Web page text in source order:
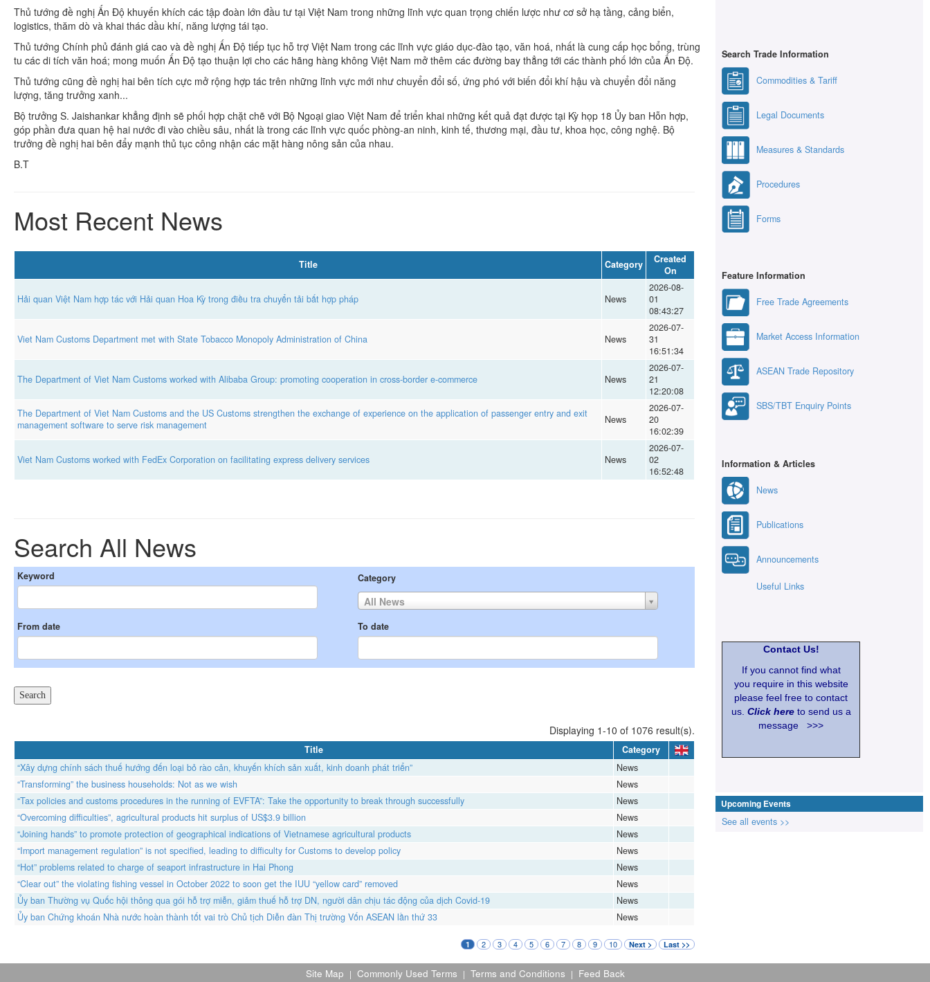
Thủ tướng đề nghị Ấn Độ khuyến khích các tập đoàn lớn đầu tư tại Việt Nam trong những lĩnh vực quan trọng chiến lược như cơ sở hạ tầng, cảng biển,
logistics, thăm dò và khai thác dầu khí, năng lượng tái tạo.
Thủ tướng Chính phủ đánh giá cao và đề nghị Ấn Độ tiếp tục hỗ trợ Việt Nam trong các lĩnh vực giáo dục-đào tạo, văn hoá, nhất là cung cấp học bổng, trùng
tu các di tích văn hoá; mong muốn Ấn Độ tạo thuận lợi cho các hãng hàng không Việt Nam mở thêm các đường bay thẳng tới các thành phố lớn của Ấn Độ.
Thủ tướng cũng đề nghị hai bên tích cực mở rộng hợp tác trên những lĩnh vực mới như chuyển đổi số, ứng phó với biến đổi khí hậu và chuyển đổi năng
lượng, tăng trưởng xanh...
Bộ trưởng S. Jaishankar khẳng định sẽ phối hợp chặt chẽ với Bộ Ngoại giao Việt Nam để triển khai những kết quả đạt được tại Kỳ họp 18 Ủy ban Hỗn hợp,
góp phần đưa quan hệ hai nước đi vào chiều sâu, nhất là trong các lĩnh vực quốc phòng-an ninh, kinh tế, thương mại, đầu tư, khoa học, công nghệ. Bộ
trưởng đề nghị hai bên đẩy mạnh thủ tục công nhận các mặt hàng nông sản của nhau.
B.T
Most Recent News
Title Category
Created
On
Hải quan Việt Nam hợp tác với Hải quan Hoa Kỳ trong điều tra chuyển tải bất hợp pháp News
2026-08-
01
08:43:27
Viet Nam Customs Department met with State Tobacco Monopoly Administration of China News
2026-07-
31
16:51:34
The Department of Viet Nam Customs worked with Alibaba Group: promoting cooperation in cross-border e-commerce News
2026-07-
21
12:20:08
The Department of Viet Nam Customs and the US Customs strengthen the exchange of experience on the application of passenger entry and exit
management software to serve risk management
News
2026-07-
20
16:02:39
Viet Nam Customs worked with FedEx Corporation on facilitating express delivery services News
2026-07-
02
16:52:48
Search All News
Keyword Category
All News
From date To date
Displaying 1-10 of 1076 result(s).
Title
Category
“Xây dựng chính sách thuế hướng đến loại bỏ rào cản, khuyến khích sản xuất, kinh doanh phát triển”
News
“Transforming” the business households: Not as we wish
News
“Tax policies and customs procedures in the running of EVFTA”: Take the opportunity to break through successfully
News
“Overcoming difficulties”, agricultural products hit surplus of US$3.9 billion
News
“Joining hands” to promote protection of geographical indications of Vietnamese agricultural products
News
“Import management regulation” is not specified, leading to difficulty for Customs to develop policy
News
“Hot” problems related to charge of seaport infrastructure in Hai Phong
News
“Clear out” the violating fishing vessel in October 2022 to soon get the IUU “yellow card” removed
News
Ủy ban Thường vụ Quốc hội thông qua gói hỗ trợ miễn, giảm thuế hỗ trợ DN, người dân chịu tác động của dịch Covid-19
News
Ủy ban Chứng khoán Nhà nước hoàn thành tốt vai trò Chủ tịch Diễn đàn Thị trường Vốn ASEAN lần thứ 33
News
1 2 3 4 5 6 7 8 9 10 Next > Last >>
Search Trade Information
Commodities & Tariff
Legal Documents
Measures & Standards
Procedures
Forms
Feature Information
Free Trade Agreements
Market Access Information
ASEAN Trade Repository
SBS/TBT Enquiry Points
Information & Articles
News
Publications
Announcements
Useful Links
Contact Us!
If you cannot find what
you require in this website
please feel free to contact
us. Click hereto send us a
message >>>
Upcoming Events
See all events >>
Site Map | Commonly Used Terms | Terms and Conditions | Feed Back